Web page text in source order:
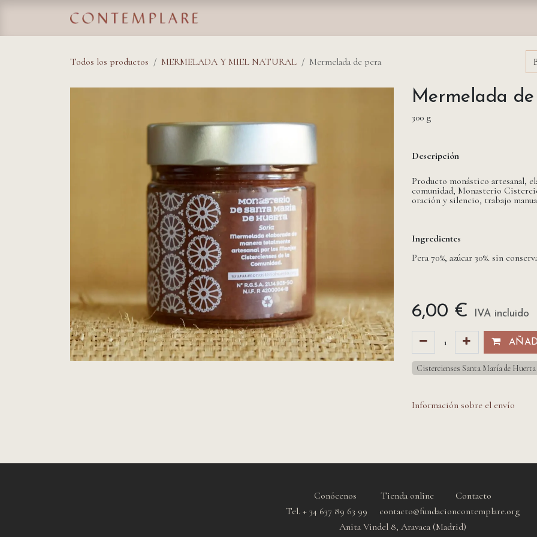
Todos los productos MERMELADA Y MIEL NATURAL Mermelada de pera
Mermelada
300 g
Descripción
Producto monástico artesanal,
comunidad, Monasterio
oración y silencio, trabajo
Ingredientes
Pera 70%, azúcar 30%. sin
6,00 € IVA incluido
Cistercienses Santa María de Huerta
Información sobre el envío
Conócenos Tienda online
Contacto
Tel. + 34 637 89 63 99 contacto@fundacioncontemplare.org
Anita Vindel 8, Aravaca (Madrid)